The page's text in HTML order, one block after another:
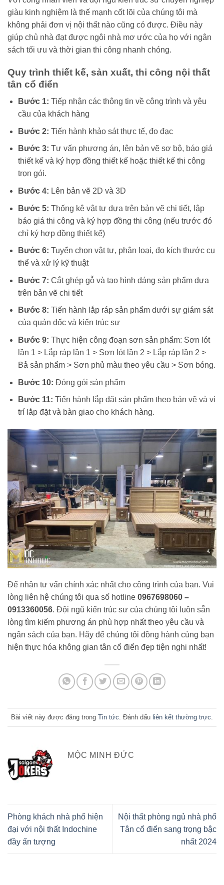
giàu kinh nghiệm là thế mạnh cốt lõi của chúng tôi mà
không phải đơn vị nội thất nào cũng có được. Điều này
giúp chủ nhà đạt được ngôi nhà mơ ước của họ với ngân
sách tối ưu và thời gian thi công nhanh chóng.
Quy trình thiết kế, sản xuất, thi công nội thất
tân cổ điển
Bước 1: Tiếp nhận các thông tin về công trình và yêu
cầu của khách hàng
Bước 2: Tiến hành khảo sát thực tế, đo đạc
Bước 3: Tư vấn phương án, lên bản vẽ sơ bộ, báo giá
thiết kế và ký hợp đồng thiết kế hoặc thiết kế thi công
trọn gói.
Bước 4: Lên bản vẽ 2D và 3D
Bước 5: Thống kê vật tư dựa trên bản vẽ chi tiết, lập
báo giá thi công và ký hợp đồng thi công (nếu trước đó
chỉ ký hợp đồng thiết kế)
Bước 6: Tuyển chọn vật tư, phân loại, đo kích thước cụ
thể và xử lý kỹ thuật
Bước 7: Cắt ghép gỗ và tạo hình dáng sản phẩm dựa
trên bản vẽ chi tiết
Bước 8: Tiến hành lắp ráp sản phẩm dưới sự giám sát
của quản đốc và kiến trúc sư
Bước 9: Thực hiện công đoạn sơn sản phẩm: Sơn lót
lần 1 > Lắp ráp lần 1 > Sơn lót lần 2 > Lắp ráp lần 2 >
Bả sản phẩm > Sơn phủ màu theo yêu cầu > Sơn bóng.
Bước 10: Đóng gói sản phẩm
Bước 11: Tiến hành lắp đặt sản phẩm theo bản vẽ và vị
trí lắp đặt và bàn giao cho khách hàng.
Để nhận tư vấn chính xác nhất cho công trình của bạn. Vui
lòng liên hệ chúng tôi qua số hotline 0967698060 –
0913360056. Đội ngũ kiến trúc sư của chúng tôi luôn sẵn
lòng tìm kiếm phương án phù hợp nhất theo yêu cầu và
ngân sách của bạn. Hãy để chúng tôi đồng hành cùng bạn
hiện thực hóa không gian tân cổ điển đẹp tiện nghi nhất!
Bài viết này được đăng trong Tin tức . Đánh dấu liên kết thường trực
MỘC MINH ĐỨC
Phòng khách nhà phố hiện
đại với nội thất Indochine
đầy ấn tượng
Nội thất phòng ngủ nhà phố
Tân cổ điển sang trọng bậc
nhất 2024